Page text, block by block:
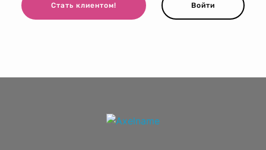
Стать клиентом! Войти